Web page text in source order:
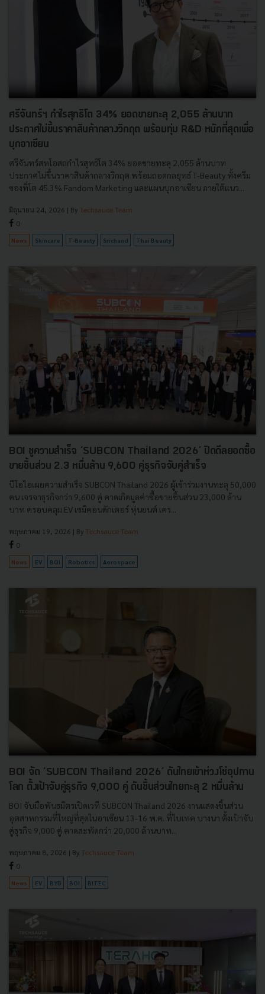
ศรีจันทร์ฯ กำไรสุทธิโต 34% ยอดขายทะลุ 2,055 ล้านบาท
ประกาศไม่ขึ้นราคาสินค้ากลางวิกฤต พร้อมทุ่ม R&D หนักที่สุดเพื่อ
บุกอาเซียน
ศรีจันทร์สหโอสถกำไรสุทธิโต 34% ยอดขายทะลุ 2,055 ล้านบาท
ประกาศไม่ขึ้นราคาสินค้ากลางวิกฤต พร้อมถอดกลยุทธ์ T-Beauty ทั้งครีม
ซองที่โต 45.3% Fandom Marketing และแผนบุกอาเซียน ภายใต้แนว...
มิถุนายน 24, 2026 | By Techsauce Team
0
News Skincare T-Beauty Srichand Thai Beauty
BOI ชูความสำเร็จ ‘SUBCON Thailand 2026’ ปิดดีลยอดซื้อ
ขายชิ้นส่วน 2.3 หมื่นล้าน 9,600 คู่ธุรกิจจับคู่สำเร็จ
บีโอไอเผยความสำเร็จ SUBCON Thailand 2026 ผู้เข้าร่วมงานทะลุ 50,000
คน เจรจาธุรกิจกว่า 9,600 คู่ คาดเกิดมูลค่าซื้อขายชิ้นส่วน 23,000 ล้าน
บาท ครอบคลุม EV เซมิคอนดักเตอร์ หุ่นยนต์ เคร...
พฤษภาคม 19, 2026 | By Techsauce Team
0
News EV BOI Robotics Aerospace
BOI จัด ‘SUBCON Thailand 2026’ ดันไทยเข้าห่วงโซ่อุปทาน
โลก ตั้งเป้าจับคู่ธุรกิจ 9,000 คู่ ดันชิ้นส่วนไทยทะลุ 2 หมื่นล้าน
BOI จับมือพันธมิตรเปิดเวที SUBCON Thailand 2026 งานแสดงชิ้นส่วน
อุตสาหกรรมที่ใหญ่ที่สุดในอาเซียน 13-16 พ.ค. ที่ไบเทค บางนา ตั้งเป้าจับ
คู่ธุรกิจ 9,000 คู่ คาดสะพัดกว่า 20,000 ล้านบาท...
พฤษภาคม 8, 2026 | By Techsauce Team
0
News EV BYD BOI BITEC